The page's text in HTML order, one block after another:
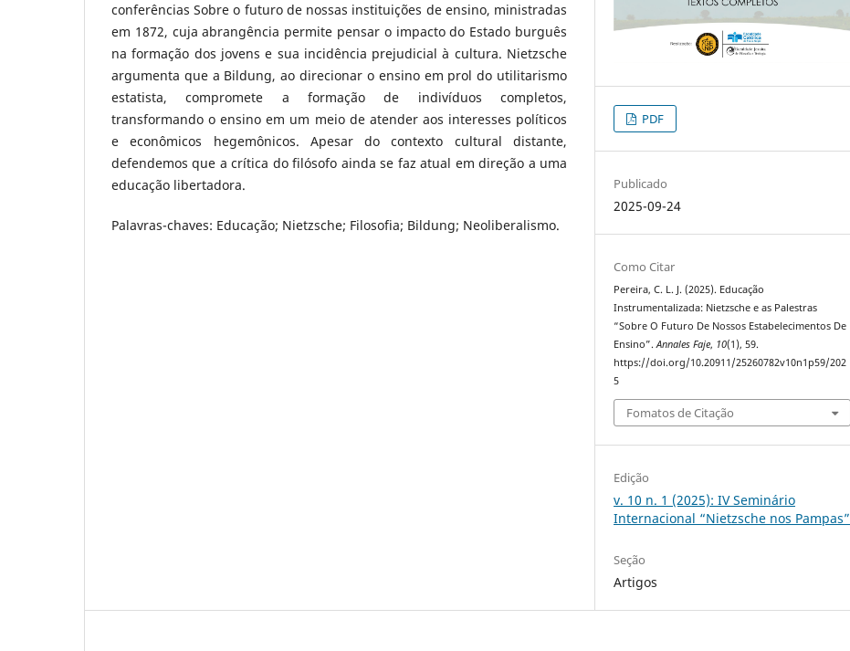
conferências Sobre o futuro de nossas instituições de ensino, ministradas
em 1872, cuja abrangência permite pensar o impacto do Estado burguês
na formação dos jovens e sua incidência prejudicial à cultura. Nietzsche
argumenta que a Bildung, ao direcionar o ensino em prol do utilitarismo
estatista, compromete a formação de indivíduos completos,
transformando o ensino em um meio de atender aos interesses políticos
e econômicos hegemônicos. Apesar do contexto cultural distante,
defendemos que a crítica do filósofo ainda se faz atual em direção a uma
educação libertadora.
Palavras-chaves: Educação; Nietzsche; Filosofia; Bildung; Neoliberalismo.
PDF
Publicado
2025-09-24
Como Citar
Pereira, C. L. J. (2025). Educação
Instrumentalizada: Nietzsche e as Palestras
“Sobre O Futuro De Nossos Estabelecimentos De
Ensino”.Annales Faje, 10(1), 59.
https://doi.org/10.20911/25260782v10n1p59/202
5
Fomatos de Citação
Edição
v. 10 n. 1 (2025): IV Seminário
Internacional “Nietzsche nos Pampas”
Seção
Artigos